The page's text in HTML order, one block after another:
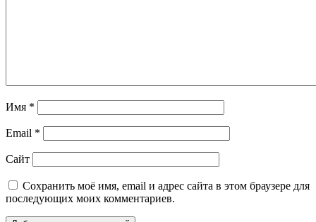
Имя *
Email *
Сайт
Сохранить моё имя, email и адрес сайта в этом браузере для
последующих моих комментариев.